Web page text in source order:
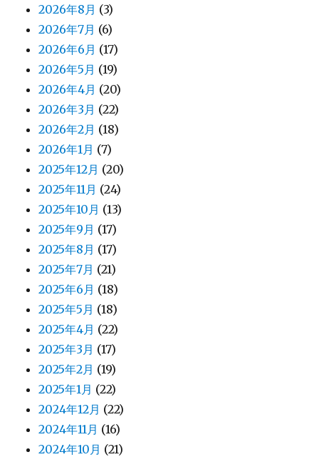
2026年8月 (3)
2026年7月 (6)
2026年6月 (17)
2026年5月 (19)
2026年4月 (20)
2026年3月 (22)
2026年2月 (18)
2026年1月 (7)
2025年12月 (20)
2025年11月 (24)
2025年10月 (13)
2025年9月 (17)
2025年8月 (17)
2025年7月 (21)
2025年6月 (18)
2025年5月 (18)
2025年4月 (22)
2025年3月 (17)
2025年2月 (19)
2025年1月 (22)
2024年12月 (22)
2024年11月 (16)
2024年10月 (21)